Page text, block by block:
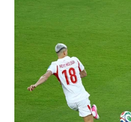
WN
DEPOK
WN
TAPANULI
UTARA